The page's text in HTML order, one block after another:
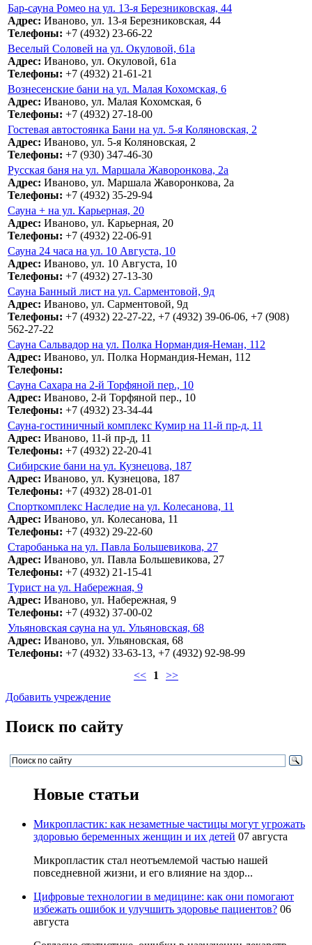
Бар-сауна Ромео на ул. 13-я Березниковская, 44
Адрес: Иваново, ул. 13-я Березниковская, 44
Телефоны: +7 (4932) 23-66-22
Веселый Соловей на ул. Окуловой, 61а
Адрес: Иваново, ул. Окуловой, 61а
Телефоны: +7 (4932) 21-61-21
Вознесенские бани на ул. Малая Кохомская, 6
Адрес: Иваново, ул. Малая Кохомская, 6
Телефоны: +7 (4932) 27-18-00
Гостевая автостоянка Бани на ул. 5-я Коляновская, 2
Адрес: Иваново, ул. 5-я Коляновская, 2
Телефоны: +7 (930) 347-46-30
Русская баня на ул. Маршала Жаворонкова, 2а
Адрес: Иваново, ул. Маршала Жаворонкова, 2а
Телефоны: +7 (4932) 35-29-94
Сауна + на ул. Карьерная, 20
Адрес: Иваново, ул. Карьерная, 20
Телефоны: +7 (4932) 22-06-91
Сауна 24 часа на ул. 10 Августа, 10
Адрес: Иваново, ул. 10 Августа, 10
Телефоны: +7 (4932) 27-13-30
Сауна Банный лист на ул. Сарментовой, 9д
Адрес: Иваново, ул. Сарментовой, 9д
Телефоны: +7 (4932) 22-27-22, +7 (4932) 39-06-06, +7 (908)
562-27-22
Сауна Сальвадор на ул. Полка Нормандия-Неман, 112
Адрес: Иваново, ул. Полка Нормандия-Неман, 112
Телефоны:
Сауна Сахара на 2-й Торфяной пер., 10
Адрес: Иваново, 2-й Торфяной пер., 10
Телефоны: +7 (4932) 23-34-44
Сауна-гостиничный комплекс Кумир на 11-й пр-д, 11
Адрес: Иваново, 11-й пр-д, 11
Телефоны: +7 (4932) 22-20-41
Сибирские бани на ул. Кузнецова, 187
Адрес: Иваново, ул. Кузнецова, 187
Телефоны: +7 (4932) 28-01-01
Спорткомплекс Наследие на ул. Колесанова, 11
Адрес: Иваново, ул. Колесанова, 11
Телефоны: +7 (4932) 29-22-60
Старобанька на ул. Павла Большевикова, 27
Адрес: Иваново, ул. Павла Большевикова, 27
Телефоны: +7 (4932) 21-15-41
Турист на ул. Набережная, 9
Адрес: Иваново, ул. Набережная, 9
Телефоны: +7 (4932) 37-00-02
Ульяновская сауна на ул. Ульяновская, 68
Адрес: Иваново, ул. Ульяновская, 68
Телефоны: +7 (4932) 33-63-13, +7 (4932) 92-98-99
<<
1 >>
Добавить учреждение
Поиск по сайту
Новые статьи
Микропластик: как незаметные частицы могут угрожать
здоровью беременных женщин и их детей 07 августа
Микропластик стал неотъемлемой частью нашей
повседневной жизни, и его влияние на здор...
Цифровые технологии в медицине: как они помогают
избежать ошибок и улучшить здоровье пациентов? 06
августа